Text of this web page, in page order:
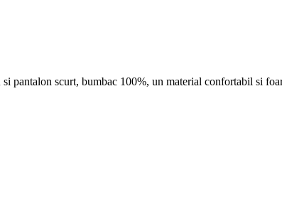
pantalon scurt, bumbac 100%, un material confortabil si